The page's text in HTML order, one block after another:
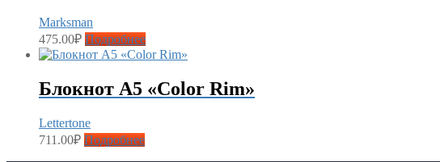
Marksman
475.00₽ Подробнее
Блокнот А5 «Color Rim»
Lettertone
711.00₽ Подробнее